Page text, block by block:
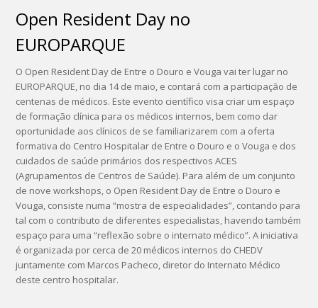
Open Resident Day no
EUROPARQUE
O Open Resident Day de Entre o Douro e Vouga vai ter lugar no
EUROPARQUE, no dia 14 de maio, e contará com a participação de
centenas de médicos. Este evento científico visa criar um espaço
de formação clínica para os médicos internos, bem como dar
oportunidade aos clínicos de se familiarizarem com a oferta
formativa do Centro Hospitalar de Entre o Douro e o Vouga e dos
cuidados de saúde primários dos respectivos ACES
(Agrupamentos de Centros de Saúde). Para além de um conjunto
de nove workshops, o Open Resident Day de Entre o Douro e
Vouga, consiste numa “mostra de especialidades”, contando para
tal com o contributo de diferentes especialistas, havendo também
espaço para uma “reflexão sobre o internato médico”. A iniciativa
é organizada por cerca de 20 médicos internos do CHEDV
juntamente com Marcos Pacheco, diretor do Internato Médico
deste centro hospitalar.